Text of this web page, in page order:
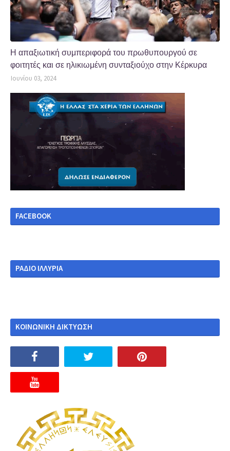
Η απαξιωτική συμπεριφορά του πρωθυπουργού σε
φοιτητές και σε ηλικιωμένη συνταξιούχο στην Κέρκυρα
Ιουνίου 03, 2024
FACEBOOK
ΡΑΔΙΟ ΙΛΛΥΡΙΑ
ΚΟΙΝΩΝΙΚΗ ΔΙΚΤΥΩΣΗ